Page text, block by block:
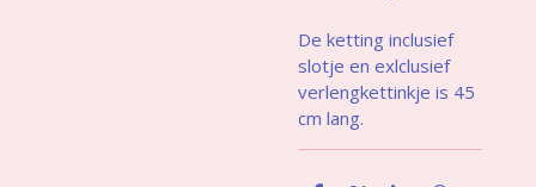
De ketting inclusief
slotje en exlclusief
verlengkettinkje is 45
cm lang.